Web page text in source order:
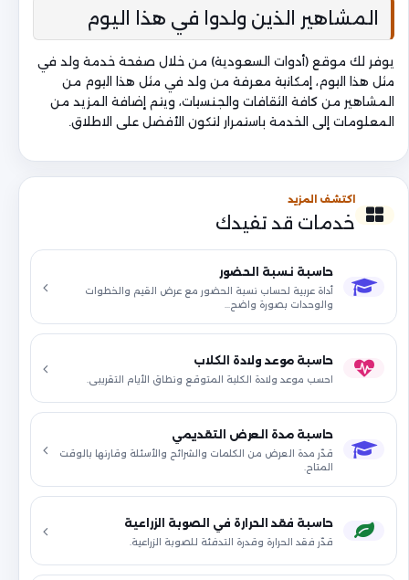
المشاهير الذين ولدوا في هذا اليوم
يوفر لك موقع (أدوات السعودية) من خلال صفحة خدمة ولد في
مثل هذا اليوم، إمكانية معرفة من ولد في مثل هذا اليوم من
المشاهير من كافة الثقافات والجنسيات، ويتم إضافة المزيد من
المعلومات إلى الخدمة باستمرار لتكون الأفضل على الاطلاق.
اكتشف المزيد
خدمات قد تفيدك
حاسبة نسبة الحضور
أداة عربية لحساب نسبة الحضور مع عرض القيم والخطوات
والوحدات بصورة واضح…
حاسبة موعد ولادة الكلاب
احسب موعد ولادة الكلبة المتوقع ونطاق الأيام التقريبي.
حاسبة مدة العرض التقديمي
قدّر مدة العرض من الكلمات والشرائح والأسئلة وقارنها بالوقت
المتاح.
حاسبة فقد الحرارة في الصوبة الزراعية
قدّر فقد الحرارة وقدرة التدفئة للصوبة الزراعية.